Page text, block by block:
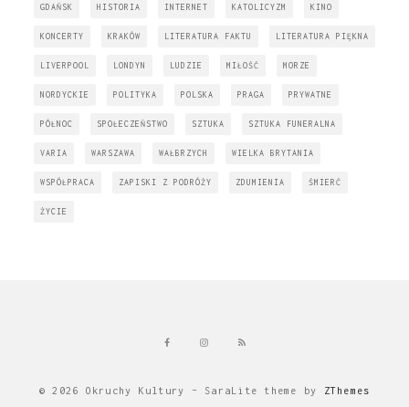
GDAŃSK HISTORIA INTERNET KATOLICYZM KINO
KONCERTY KRAKÓW LITERATURA FAKTU LITERATURA PIĘKNA
LIVERPOOL LONDYN LUDZIE MIŁOŚĆ MORZE
NORDYCKIE POLITYKA POLSKA PRAGA PRYWATNE
PÓŁNOC SPOŁECZEŃSTWO SZTUKA SZTUKA FUNERALNA
VARIA WARSZAWA WAŁBRZYCH WIELKA BRYTANIA
WSPÓŁPRACA ZAPISKI Z PODRÓŻY ZDUMIENIA ŚMIERĆ
ŻYCIE
© 2026 Okruchy Kultury – SaraLite theme by ZThemes